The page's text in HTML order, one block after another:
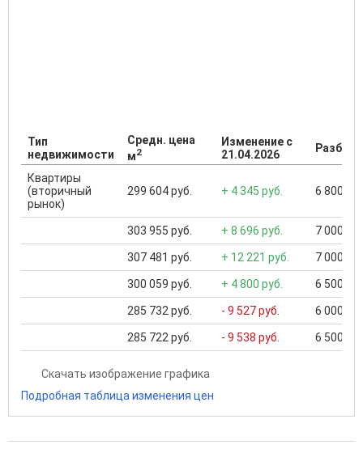
Тип
недвижимости
Средн. цена
м2
Изменение с
21.04.2026
Квартиры
(вторичный
рынок)
299 604 руб. + 4 345 руб. 6 800
303 955 руб. + 8 696 руб. 7 000
307 481 руб. + 12 221 руб. 7 000
300 059 руб. + 4 800 руб. 6 500
285 732 руб. - 9 527 руб. 6 000
285 722 руб. - 9 538 руб. 6 500
Скачать изображение графика
Подробная таблица изменения цен